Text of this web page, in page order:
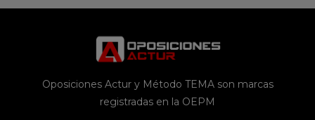
Oposiciones Actur y Método TEMA son marcas
registradas en la OEPM